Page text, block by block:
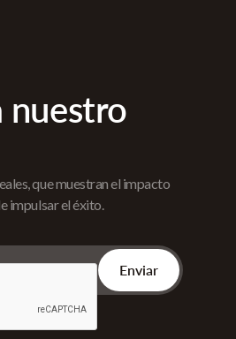
nuestro
que muestran el impacto
impulsar el éxito.